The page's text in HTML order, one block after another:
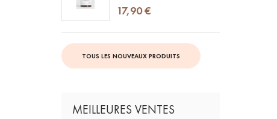
souple et hydratée HYDRATER :
grâce à sa...
17,90 €
TOUS LES NOUVEAUX PRODUITS
MEILLEURES VENTES